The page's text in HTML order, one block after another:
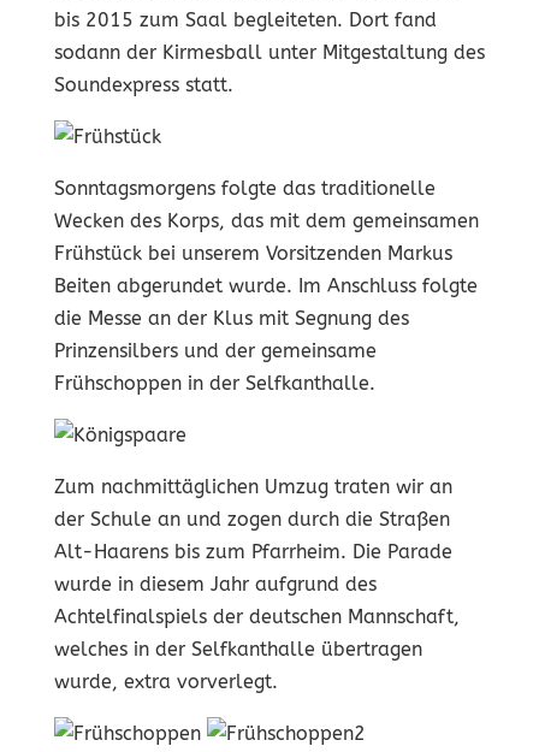
bis 2015 zum Saal begleiteten. Dort fand
sodann der Kirmesball unter Mitgestaltung des
Soundexpress statt.
Sonntagsmorgens folgte das traditionelle
Wecken des Korps, das mit dem gemeinsamen
Frühstück bei unserem Vorsitzenden Markus
Beiten abgerundet wurde. Im Anschluss folgte
die Messe an der Klus mit Segnung des
Prinzensilbers und der gemeinsame
Frühschoppen in der Selfkanthalle.
Zum nachmittäglichen Umzug traten wir an
der Schule an und zogen durch die Straßen
Alt-Haarens bis zum Pfarrheim. Die Parade
wurde in diesem Jahr aufgrund des
Achtelfinalspiels der deutschen Mannschaft,
welches in der Selfkanthalle übertragen
wurde, extra vorverlegt.